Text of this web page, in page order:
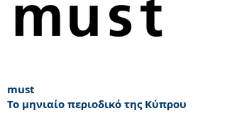
must
To μηνιαίο περιοδικό της Κύπρου